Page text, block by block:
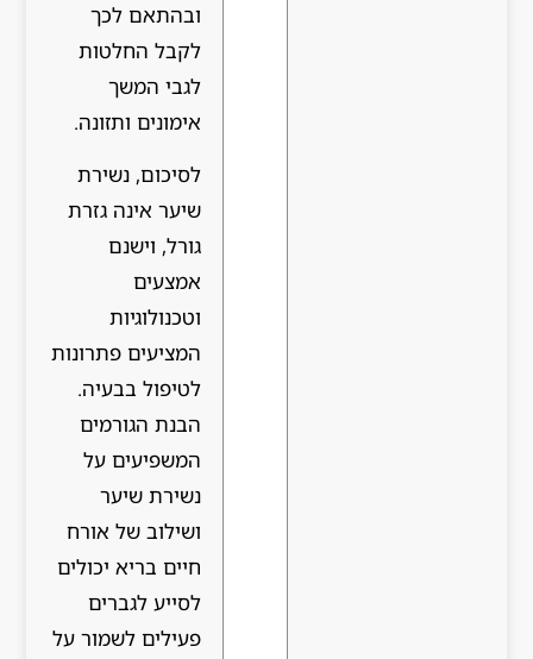
ובהתאם לכך
לקבל החלטות
לגבי המשך
אימונים ותזונה.
לסיכום, נשירת
שיער אינה גזרת
גורל, וישנם
אמצעים
וטכנולוגיות
המציעים פתרונות
לטיפול בבעיה.
הבנת הגורמים
המשפיעים על
נשירת שיער
ושילוב של אורח
חיים בריא יכולים
לסייע לגברים
פעילים לשמור על